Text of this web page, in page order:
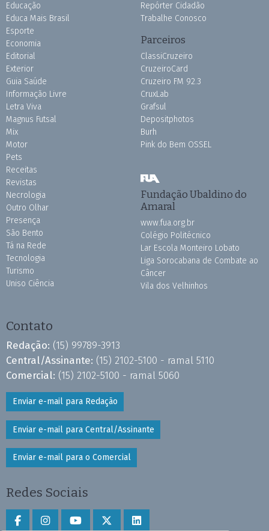
Educação
Educa Mais Brasil
Esporte
Economia
Editorial
Exterior
Guia Saúde
Informação Livre
Letra Viva
Magnus Futsal
Mix
Motor
Pets
Receitas
Revistas
Necrologia
Outro Olhar
Presença
São Bento
Tá na Rede
Tecnologia
Turismo
Uniso Ciência
Repórter Cidadão
Trabalhe Conosco
Parceiros
ClassiCruzeiro
CruzeiroCard
Cruzeiro FM 92.3
CruxLab
Grafsul
Depositphotos
Burh
Pink do Bem OSSEL
Fundação Ubaldino do
Amaral
www.fua.org.br
Colégio Politécnico
Lar Escola Monteiro Lobato
Liga Sorocabana de Combate ao
Câncer
Vila dos Velhinhos
Contato
Redação: (15) 99789-3913
Central/Assinante: (15) 2102-5100 - ramal 5110
Comercial: (15) 2102-5100 - ramal 5060
Enviar e-mail para Redação
Enviar e-mail para Central/Assinante
Enviar e-mail para o Comercial
Redes Sociais